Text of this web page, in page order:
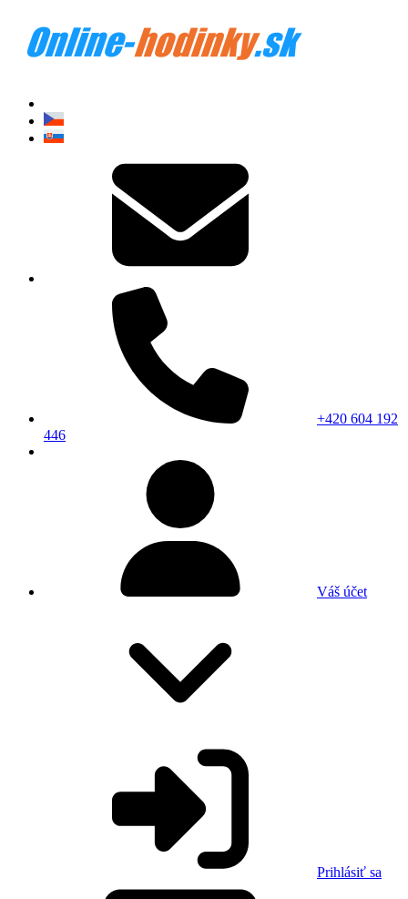
+420 604 192
446
Váš účet
Prihlásiť sa